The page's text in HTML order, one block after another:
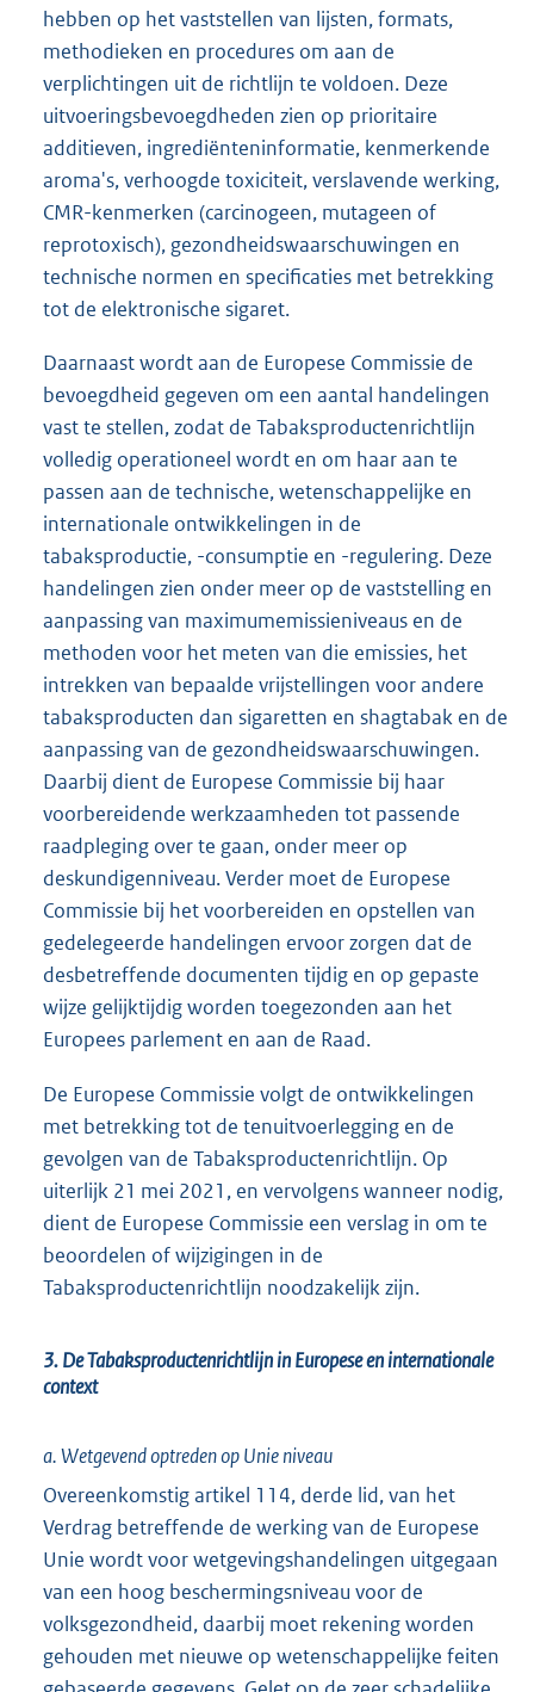
hebben op het vaststellen van lijsten, formats,
methodieken en procedures om aan de
verplichtingen uit de richtlijn te voldoen. Deze
uitvoeringsbevoegdheden zien op prioritaire
additieven, ingrediënteninformatie, kenmerkende
aroma's, verhoogde toxiciteit, verslavende werking,
CMR-kenmerken (carcinogeen, mutageen of
reprotoxisch), gezondheidswaarschuwingen en
technische normen en specificaties met betrekking
tot de elektronische sigaret.
Daarnaast wordt aan de Europese Commissie de
bevoegdheid gegeven om een aantal handelingen
vast te stellen, zodat de Tabaksproductenrichtlijn
volledig operationeel wordt en om haar aan te
passen aan de technische, wetenschappelijke en
internationale ontwikkelingen in de
tabaksproductie, -consumptie en -regulering. Deze
handelingen zien onder meer op de vaststelling en
aanpassing van maximumemissieniveaus en de
methoden voor het meten van die emissies, het
intrekken van bepaalde vrijstellingen voor andere
tabaksproducten dan sigaretten en shagtabak en de
aanpassing van de gezondheidswaarschuwingen.
Daarbij dient de Europese Commissie bij haar
voorbereidende werkzaamheden tot passende
raadpleging over te gaan, onder meer op
deskundigenniveau. Verder moet de Europese
Commissie bij het voorbereiden en opstellen van
gedelegeerde handelingen ervoor zorgen dat de
desbetreffende documenten tijdig en op gepaste
wijze gelijktijdig worden toegezonden aan het
Europees parlement en aan de Raad.
De Europese Commissie volgt de ontwikkelingen
met betrekking tot de tenuitvoerlegging en de
gevolgen van de Tabaksproductenrichtlijn. Op
uiterlijk 21 mei 2021, en vervolgens wanneer nodig,
dient de Europese Commissie een verslag in om te
beoordelen of wijzigingen in de
Tabaksproductenrichtlijn noodzakelijk zijn.
3. De Tabaksproductenrichtlijn in Europese en internationale
context
a. Wetgevend optreden op Unie niveau
Overeenkomstig artikel 114, derde lid, van het
Verdrag betreffende de werking van de Europese
Unie wordt voor wetgevingshandelingen uitgegaan
van een hoog beschermingsniveau voor de
volksgezondheid, daarbij moet rekening worden
gehouden met nieuwe op wetenschappelijke feiten